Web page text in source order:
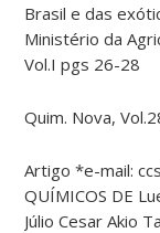
Brasil e das
Ministério da
Vol.I pgs 26-28
Quim. Nova,
Artigo *e-mail:
QUÍMICOS DE
Júlio Cesar Akio